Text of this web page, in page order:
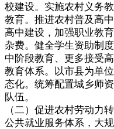
校建设。实施农村义务
教育。推进农村普及高
高中建设，加强职业教
杂费。健全学生资助制
中阶段教育、更多接受
教育体系。以市县为单
态化。统筹配置城乡师
队伍。
（二）促进农村劳动力
公共就业服务体系，大